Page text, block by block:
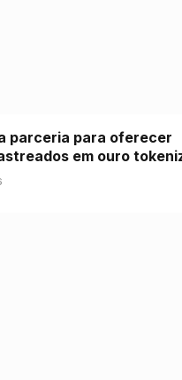
parceria para oferecer
em ouro